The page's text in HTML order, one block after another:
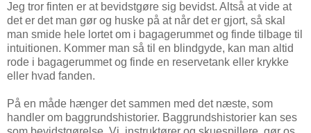
Jeg tror finten er at bevidstgøre sig bevidst. Altså at vide at
det er det man gør og huske på at når det er gjort, så skal
man smide hele lortet om i bagagerummet og finde tilbage til
intuitionen. Kommer man så til en blindgyde, kan man altid
rode i bagagerummet og finde en reservetank eller krykke
eller hvad fanden.
På en måde hænger det sammen med det næste, som
handler om baggrundshistorier. Baggrundshistorier kan ses